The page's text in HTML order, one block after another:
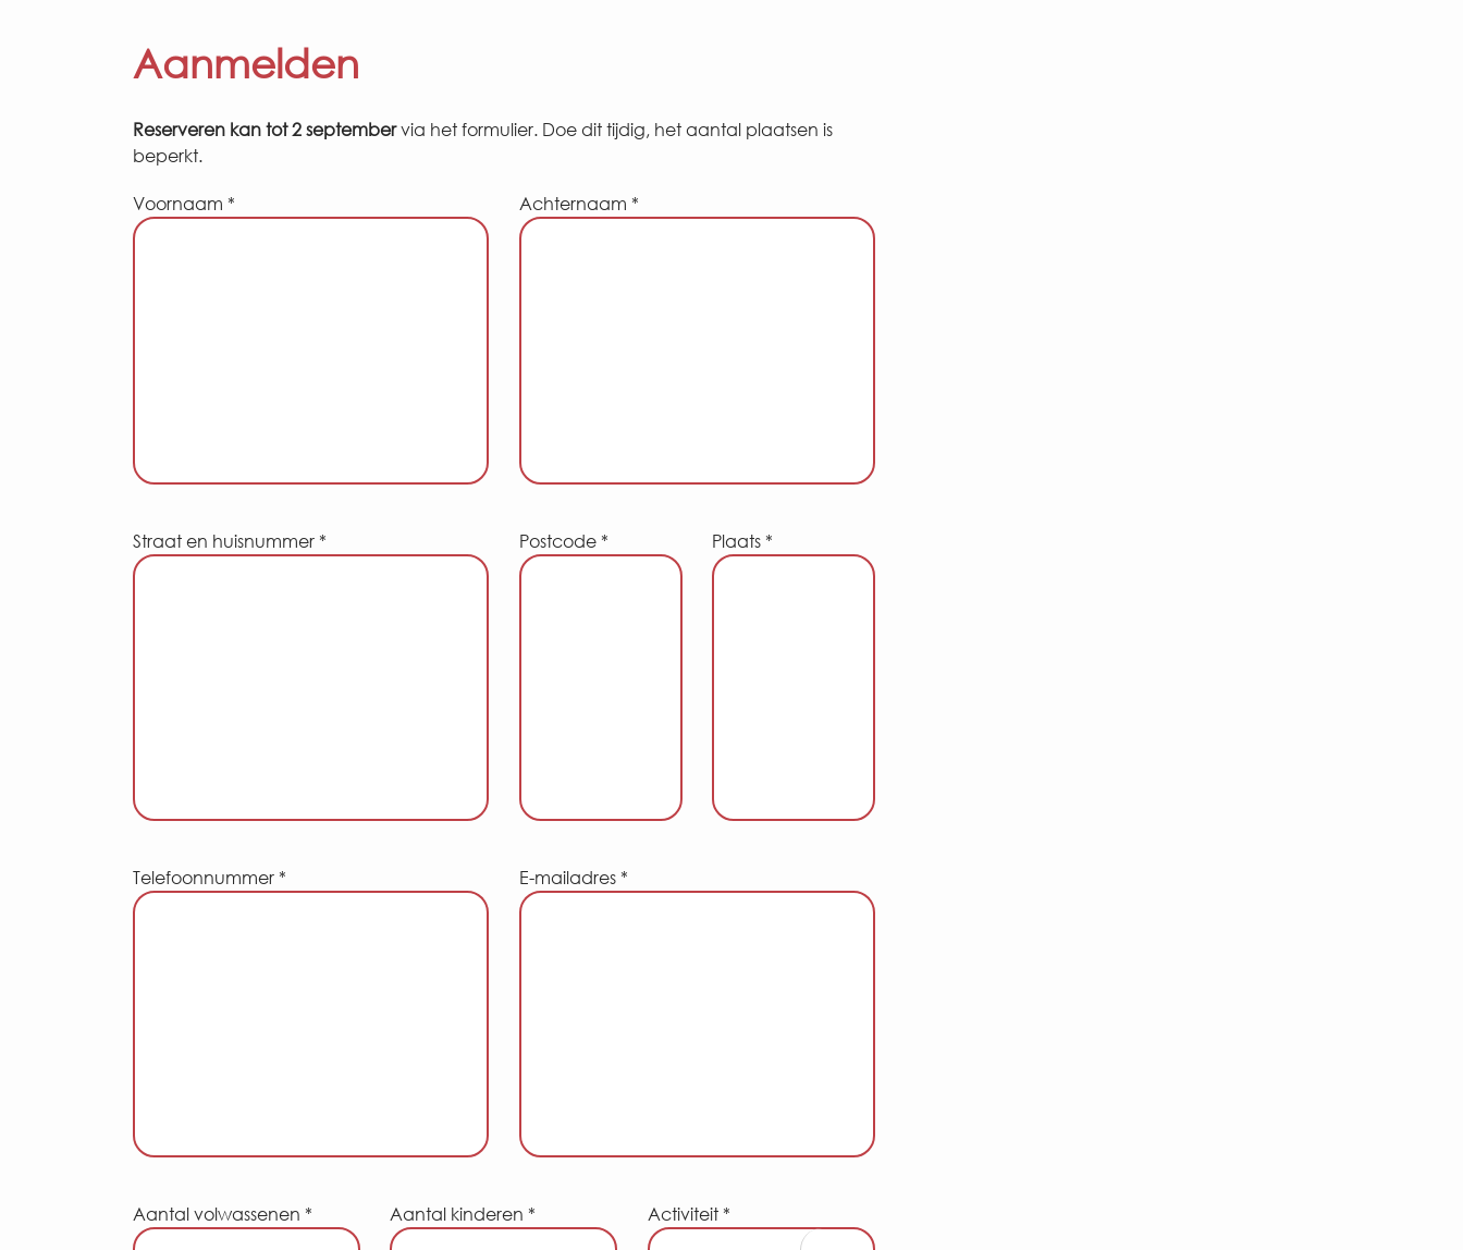
Aanmelden
Reserveren kan tot 2 septembervia het formulier. Doe dit tijdig, het aantal plaatsen is
beperkt.
Voornaam * Achternaam *
Straat en huisnummer * Postcode * Plaats *
Telefoonnummer * E-mailadres *
Aantal volwassenen * Aantal kinderen * Activiteit *